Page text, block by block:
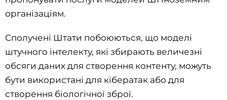
організаціям.
Сполучені Штати побоюються, що моделі
штучного інтелекту, які збирають величезні
обсяги даних для створення контенту, можуть
бути використані для кібератак або для
створення біологічної зброї.